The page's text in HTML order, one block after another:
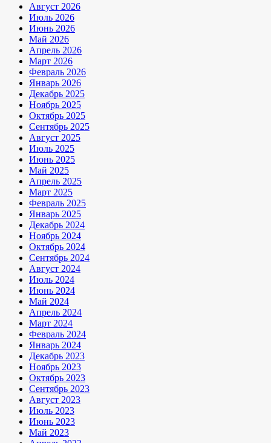
Август 2026
Июль 2026
Июнь 2026
Май 2026
Апрель 2026
Март 2026
Февраль 2026
Январь 2026
Декабрь 2025
Ноябрь 2025
Октябрь 2025
Сентябрь 2025
Август 2025
Июль 2025
Июнь 2025
Май 2025
Апрель 2025
Март 2025
Февраль 2025
Январь 2025
Декабрь 2024
Ноябрь 2024
Октябрь 2024
Сентябрь 2024
Август 2024
Июль 2024
Июнь 2024
Май 2024
Апрель 2024
Март 2024
Февраль 2024
Январь 2024
Декабрь 2023
Ноябрь 2023
Октябрь 2023
Сентябрь 2023
Август 2023
Июль 2023
Июнь 2023
Май 2023